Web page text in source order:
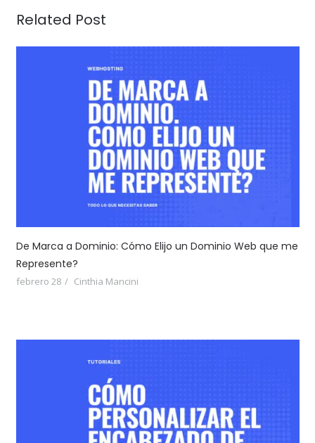
Related Post
De Marca a Dominio: Cómo Elijo un Dominio Web que me
Represente?
febrero 28 Cinthia Mancini